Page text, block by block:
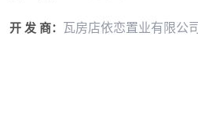
开 发 商： 瓦房店依恋置业有限公司